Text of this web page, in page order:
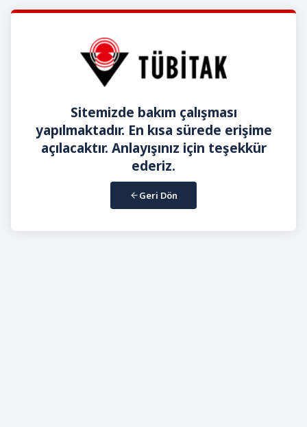
Sitemizde bakım çalışması
yapılmaktadır. En kısa sürede erişime
açılacaktır. Anlayışınız için teşekkür
ederiz.
Geri Dön